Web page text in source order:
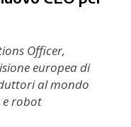
Officer,
europea di
al mondo
e robot